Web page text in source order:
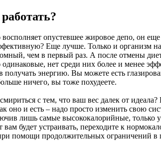
опустевшее жировое депо, он
Еще лучше. Только и организм
чем в первый раз. А после отмены
одинаковые, нет среди них более и менее
получать энергию. Вы можете есть
ничего, вы тоже похудеете.
с тем, что ваш вес далек от
оно и есть – надо просто изменить свою
лишь самые высококалорийные,
вам будет устраивать, переходите к
помощи продолжительных ограничений в